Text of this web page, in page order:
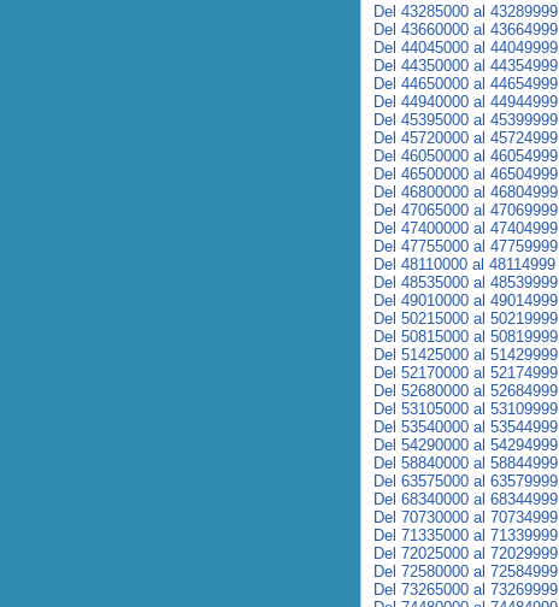
Del 43285000 al 43289999
Del 43660000 al 43664999
Del 44045000 al 44049999
Del 44350000 al 44354999
Del 44650000 al 44654999
Del 44940000 al 44944999
Del 45395000 al 45399999
Del 45720000 al 45724999
Del 46050000 al 46054999
Del 46500000 al 46504999
Del 46800000 al 46804999
Del 47065000 al 47069999
Del 47400000 al 47404999
Del 47755000 al 47759999
Del 48110000 al 48114999
Del 48535000 al 48539999
Del 49010000 al 49014999
Del 50215000 al 50219999
Del 50815000 al 50819999
Del 51425000 al 51429999
Del 52170000 al 52174999
Del 52680000 al 52684999
Del 53105000 al 53109999
Del 53540000 al 53544999
Del 54290000 al 54294999
Del 58840000 al 58844999
Del 63575000 al 63579999
Del 68340000 al 68344999
Del 70730000 al 70734999
Del 71335000 al 71339999
Del 72025000 al 72029999
Del 72580000 al 72584999
Del 73265000 al 73269999